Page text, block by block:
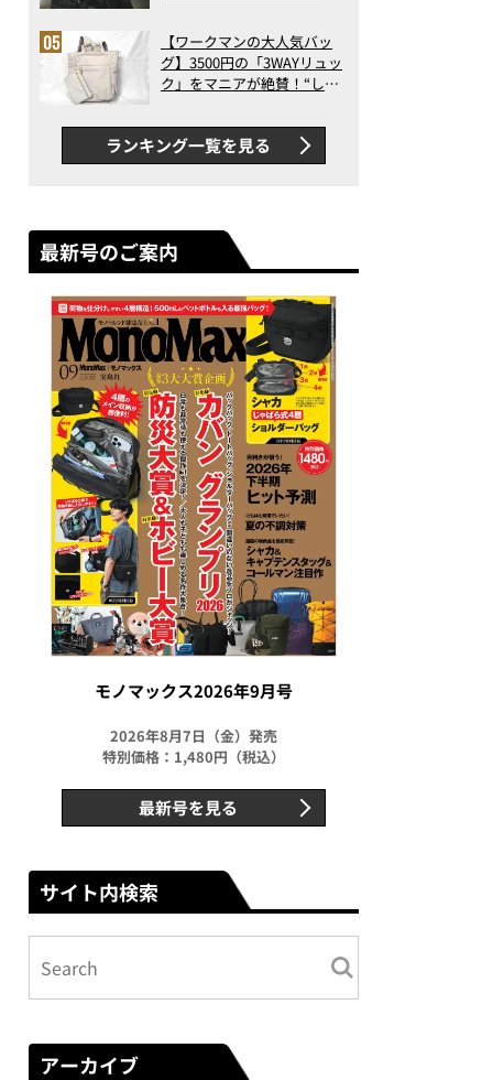
アルな手書き感がありながらも、PDF、Word、Excel、
ス【ワークマンの大人気バッ
グ】3500円の「3WAYリュッ
ク」をマニアが絶賛！“しご
判以上に優秀だった
ランキング一覧を見る
最新号のご案内
モノマックス2026年9月号
2026年8月7日（金）発売
特別価格：1,480円（税込）
最新号を見る
サイト内検索
アーカイブ